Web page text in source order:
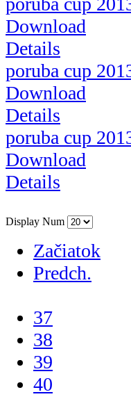
Download
Details
poruba cup
Download
Details
poruba cup
Download
Details
Display Num
Začiatok
Predch.
37
38
39
40